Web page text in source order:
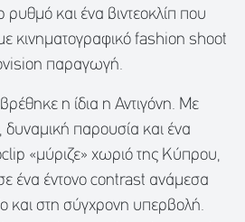
ρυθμό και ένα βιντεοκλίπ που
κινηματογραφικό fashion shoot
παραγωγή.
η ίδια η Αντιγόνη. Με
παρουσία και ένα
«μύριζε» χωριό της Κύπρου,
ένα έντονο contrast ανάμεσα
και στη σύγχρονη υπερβολή.